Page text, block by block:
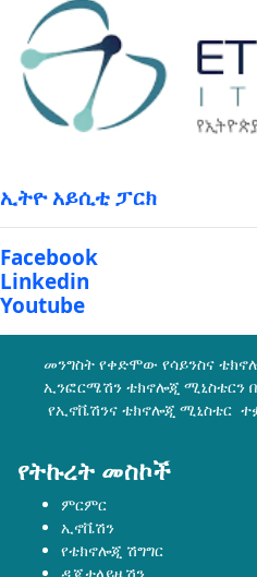
ኢትዮ አይሲቲ ፓርክ
Facebook
Linkedin
Youtube
መንግስት የቀድሞው የሳይንስና
ኢንፎርሜሽን ቴክኖሎጂ ሚኒስቴርን
የኢኖቬሽንና ቴክኖሎጂ ሚኒስቴር
የትኩረት መስኮች
ምርምር
ኢኖቬሽን
የቴክኖሎጂ ሽግግር